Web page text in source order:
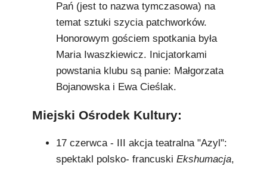
Pań (jest to nazwa tymczasowa) na
temat sztuki szycia patchworków.
Honorowym gościem spotkania była
Maria Iwaszkiewicz. Inicjatorkami
powstania klubu są panie: Małgorzata
Bojanowska i Ewa Cieślak.
Miejski Ośrodek Kultury:
17 czerwca - III akcja teatralna "Azyl":
spektakl polsko- francuski Ekshumacja,